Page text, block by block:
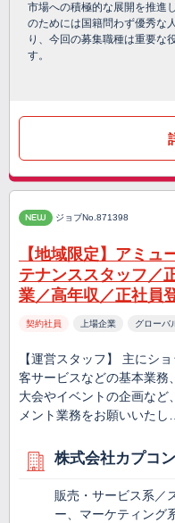
市場への積極的な展開を推進
のためには国籍問わず優秀な
り、今回の募集職種は重要な
す。
NEW ジョブNo.871398
【地域限定】アミュ
テナンススタッフ／
業／高年収／正社員
契約社員 上場企業 グローバ
【運営スタッフ】 主にシ
客サービスなどの基本業務
大会やイベントの企画など
メント業務をお願いいたし
株式会社カプコン
販売・サービス系／
ー、マーケティング